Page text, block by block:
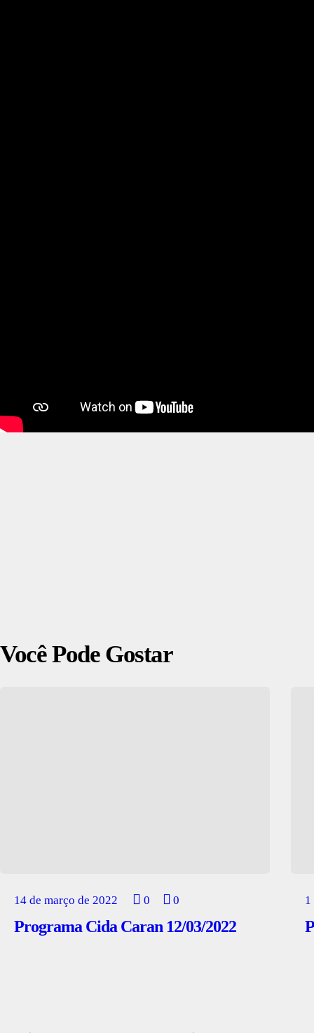
Você Pode Gostar
14 de março de 2022 0 0
Programa Cida Caran 12/03/2022
1